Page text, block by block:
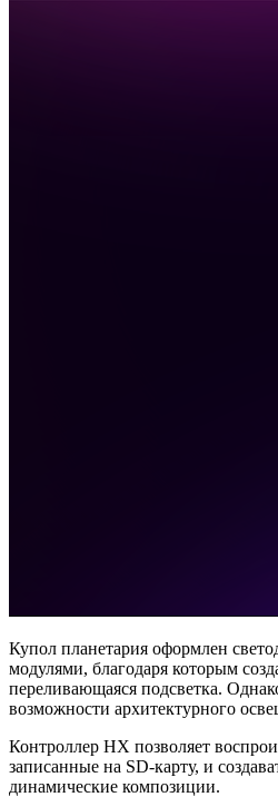
Купол планетария оформлен
модулями, благодаря которым
переливающаяся подсветка.
возможности архитектурного
Контроллер HX позволяет
записанные на SD-карту, и
динамические композиции.